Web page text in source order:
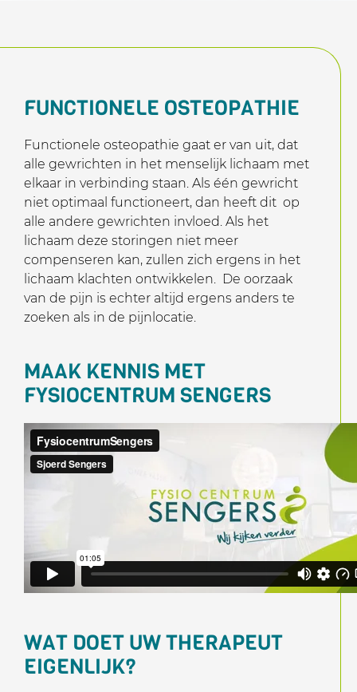
FUNCTIONELE OSTEOPATHIE
Functionele osteopathie gaat er van uit, dat
alle gewrichten in het menselijk lichaam met
elkaar in verbinding staan. Als één gewricht
niet optimaal functioneert, dan heeft dit op
alle andere gewrichten invloed. Als het
lichaam deze storingen niet meer
compenseren kan, zullen zich ergens in het
lichaam klachten ontwikkelen. De oorzaak
van de pijn is echter altijd ergens anders te
zoeken als in de pijnlocatie.
MAAK KENNIS MET
FYSIOCENTRUM SENGERS
WAT DOET UW THERAPEUT
EIGENLIJK?